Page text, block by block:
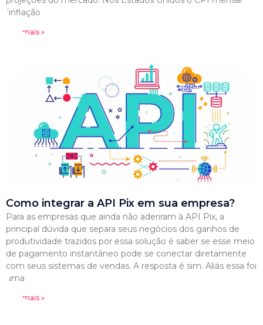
(inflação
Leia mais »
Como integrar a API Pix em sua empresa?
Para as empresas que ainda não aderiram à API Pix, a
principal dúvida que separa seus negócios dos ganhos de
produtividade trazidos por essa solução é saber se esse meio
de pagamento instantâneo pode se conectar diretamente
com seus sistemas de vendas. A resposta é sim. Aliás essa foi
uma
Leia mais »